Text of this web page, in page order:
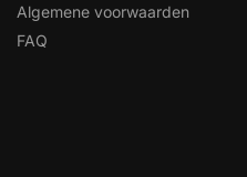
Algemene voorwaarden
FAQ